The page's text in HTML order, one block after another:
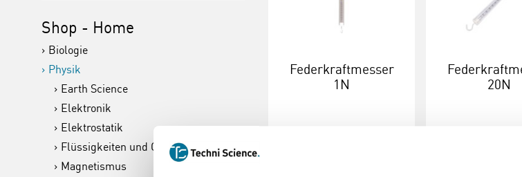
Shop - Home
Biologie
Physik
Earth Science
Elektronik
Elektrostatik
Flüssigkeiten und Gase
Magnetismus
Federkraftmesser
1N
20N